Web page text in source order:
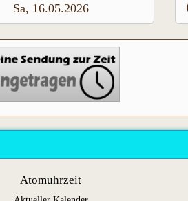
Sa, 16.05.2026
Atomuhrzeit